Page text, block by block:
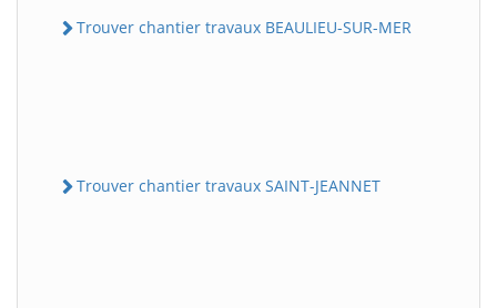
Trouver chantier travaux BEAULIEU-SUR-MER
Trouver chantier travaux SAINT-JEANNET